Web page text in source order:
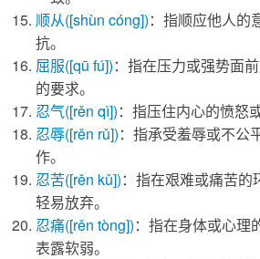
顺从([shùn cóng])：指顺应他人的
抗。
屈服([qū fú])：指在压力或强势面
的要求。
忍气([rěn qì])：指压住内心的愤怒
忍辱([rěn rǔ])：指承受羞辱或不公
作。
忍苦([rěn kǔ])：指在艰难或痛苦
轻易放弃。
忍痛([rěn tòng])：指在身体或心理
表露软弱。